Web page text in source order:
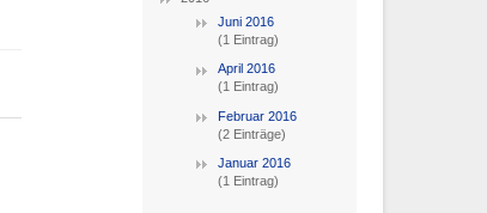
Juni 2016
(1 Eintrag)
April 2016
(1 Eintrag)
Februar 2016
(2 Einträge)
Januar 2016
(1 Eintrag)